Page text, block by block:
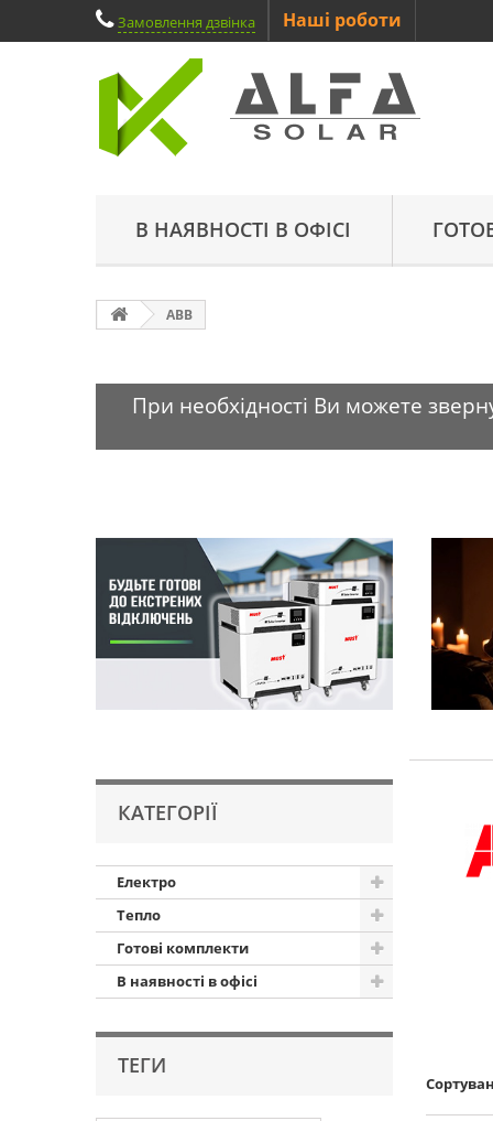
Замовлення дзвінка Наші роботи
В НАЯВНОСТІ В ОФІСІ
ABB
При необхідності Ви можете
КАТЕГОРІЇ
Електро
Тепло
Готові комплекти
В наявності в офісі
ТЕГИ